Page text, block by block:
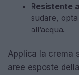
Resistente
sudare,
all’acqua.
Applica la crema
aree esposte